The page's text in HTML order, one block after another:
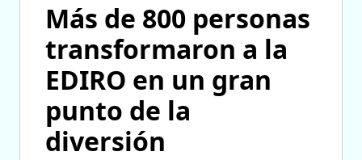
Más de 800 personas
transformaron a la
EDIRO en un gran
punto de la
diversión